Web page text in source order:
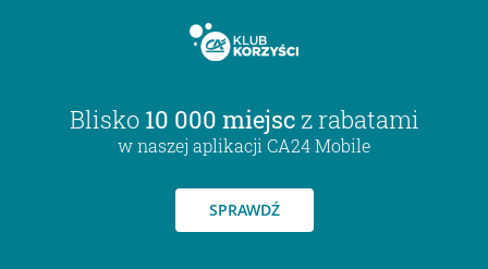
Blisko 10 000 miejsc z rabatami
w naszej aplikacji CA24 Mobile
SPRAWDŹ